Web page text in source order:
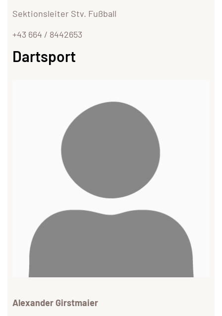
Sektionsleiter Stv. Fußball
+43 664 / 8442653
Dartsport
Alexander Girstmaier